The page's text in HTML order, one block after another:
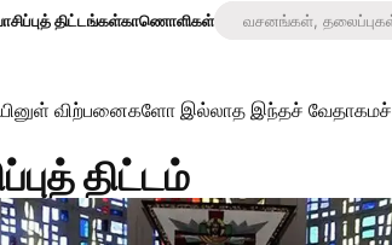
திட்டங்கள்காணொளிகள்
விற்பனைகளோ இல்லாத இந்தச் வேதாகமச்
திட்டம்